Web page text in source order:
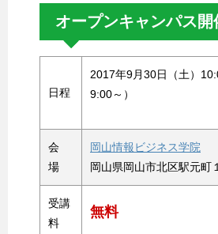
オープンキャンパス開
日程
2017年9月30日（土）
9:00～）
会
場
岡山情報ビジネス学院
岡山県岡山市北区駅元町
受講
料
無料